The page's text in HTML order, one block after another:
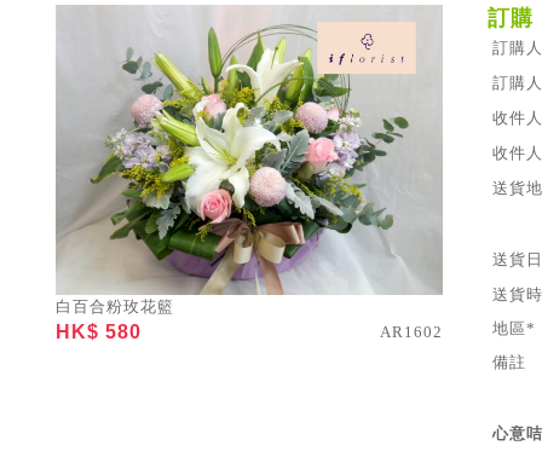
白百合粉玫花籃
HK$ 580 AR1602
訂購
訂購
訂購
收件
收件
送貨
送貨
送貨
地區*
備註
心意